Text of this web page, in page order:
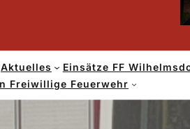
Aktuelles Einsätze FF
Freiwillige Feuerwehr